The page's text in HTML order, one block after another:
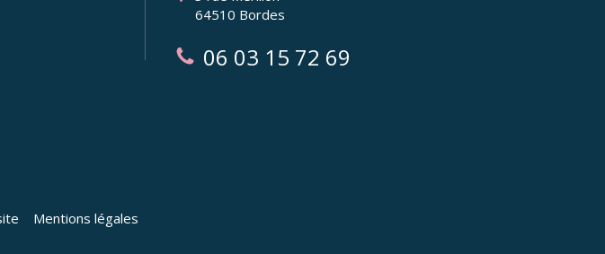
64510 Bordes
06 03 15 72 69
Mentions légales